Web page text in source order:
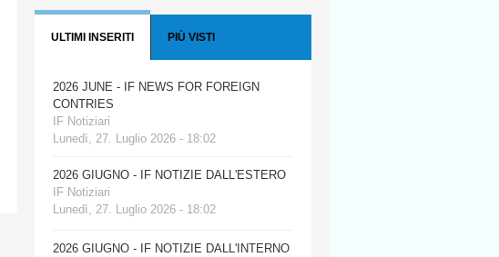
ULTIMI INSERITI PIÙ VISTI
2026 JUNE - IF NEWS FOR FOREIGN
CONTRIES
IF Notiziari
Lunedì, 27. Luglio 2026 - 18:02
2026 GIUGNO - IF NOTIZIE DALL'ESTERO
IF Notiziari
Lunedì, 27. Luglio 2026 - 18:02
2026 GIUGNO - IF NOTIZIE DALL'INTERNO